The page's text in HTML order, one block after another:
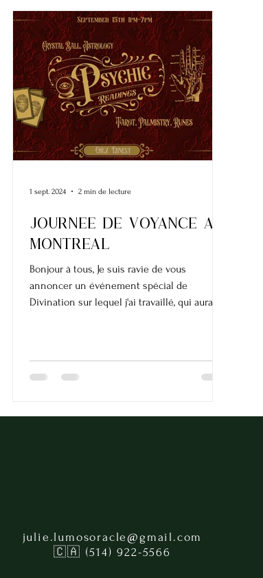
Journee de voyance a
montreal
Bonjour à tous, Je suis ravie de vous
annoncer un événement spécial de
Divination sur lequel j'ai travaillé, qui aura
1 sept. 2024 2 min de lecture
julie.lumosoracle@gmail.com
🇨🇦 (514) 922-5566